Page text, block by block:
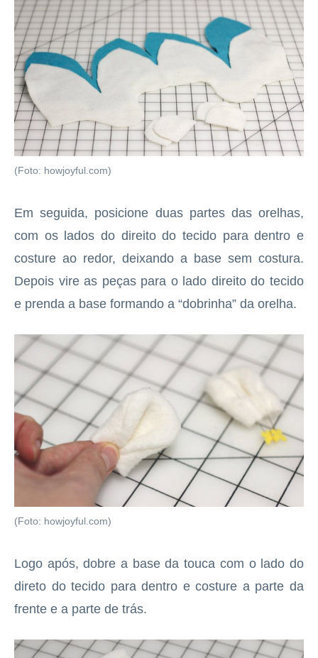
(Foto: howjoyful.com)
Em seguida, posicione duas partes das orelhas,
com os lados do direito do tecido para dentro e
costure ao redor, deixando a base sem costura.
Depois vire as peças para o lado direito do tecido
e prenda a base formando a “dobrinha” da orelha.
(Foto: howjoyful.com)
Logo após, dobre a base da touca com o lado do
direto do tecido para dentro e costure a parte da
frente e a parte de trás.